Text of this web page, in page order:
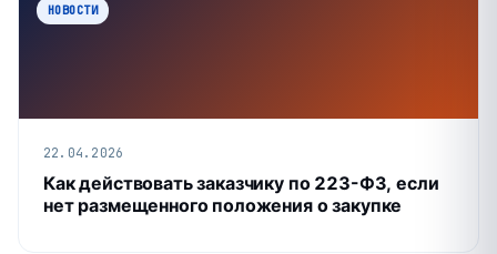
НОВОСТИ
22.04.2026
Как действовать заказчику по 223-ФЗ, если
нет размещенного положения о закупке